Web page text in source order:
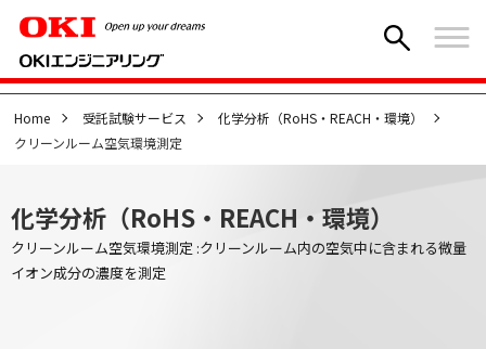
Home 受託試験サービス
化学分析（RoHS・REACH・環境）
クリーンルーム空気環境測定
化学分析（RoHS・REACH・環境）
クリーンルーム空気環境測定 :クリーンルーム内の空気中に含まれる微量
イオン成分の濃度を測定